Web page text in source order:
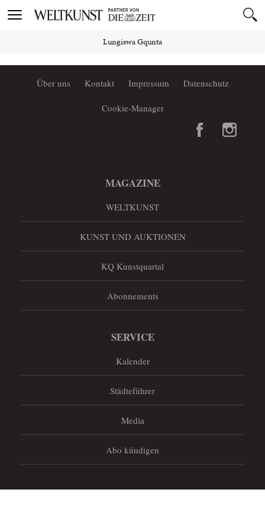
Toggle
Lungiswa Gqunta
Über uns Kontakt Impressum Datenschutz
Cookie-Manager
MAGAZINE
WELTKUNST
KUNST UND AUKTIONEN
KQ Kunstquartal
Abonnements
SERVICE
Kalender
Städteführer
Media
Abo kündigen